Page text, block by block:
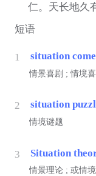
仁。天长地久
短语
1 situation
情景喜剧 ; 情境
2 situation
情境谜题
3 Situation
情景理论 ; 或情